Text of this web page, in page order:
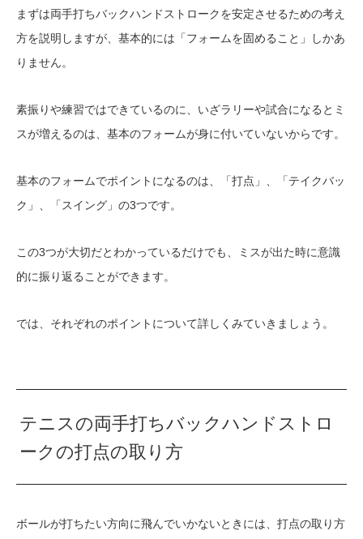
まずは両手打ちバックハンドストロークを安定させるための考え
方を説明しますが、基本的には「フォームを固めること」しかあ
りません。
素振りや練習ではできているのに、いざラリーや試合になるとミ
スが増えるのは、基本のフォームが身に付いていないからです。
基本のフォームでポイントになるのは、「打点」、「テイクバッ
ク」、「スイング」の3つです。
この3つが大切だとわかっているだけでも、ミスが出た時に意識
的に振り返ることができます。
では、それぞれのポイントについて詳しくみていきましょう。
テニスの両手打ちバックハンドストロ
ークの打点の取り方
ボールが打ちたい方向に飛んでいかないときには、打点の取り方